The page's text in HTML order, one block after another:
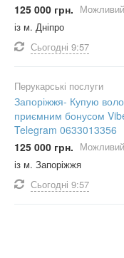
125 000 грн.
із м. Дніпро
Сьогодні 9:57
Перукарські послуги
Запоріжжя- Купую
приємним бонусом
Telegram 0633013356
125 000 грн.
із м. Запоріжжя
Сьогодні 9:57